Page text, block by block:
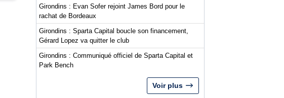
Girondins : Evan Sofer rejoint James Bord pour le
rachat de Bordeaux
Girondins : Sparta Capital boucle son financement,
Gérard Lopez va quitter le club
Girondins : Communiqué officiel de Sparta Capital et
Park Bench
Voir plus